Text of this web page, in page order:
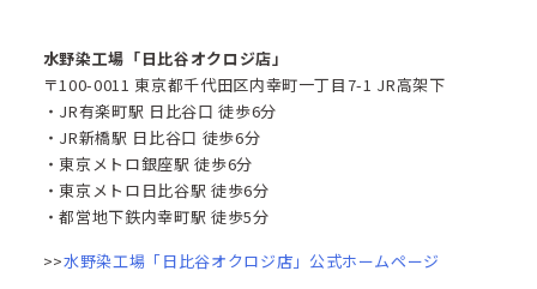
水野染工場「日比谷オクロジ店」
〒100-0011 東京都千代田区内幸町一丁目7-1 JR高架下
・JR有楽町駅 日比谷口 徒歩6分
・JR新橋駅 日比谷口 徒歩6分
・東京メトロ銀座駅 徒歩6分
・東京メトロ日比谷駅 徒歩6分
・都営地下鉄内幸町駅 徒歩5分
>>水野染工場「日比谷オクロジ店」公式ホームページ